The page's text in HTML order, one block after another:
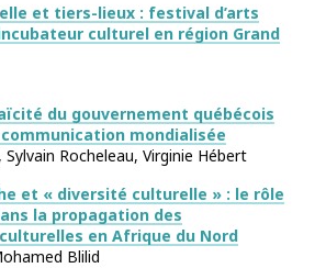
et tiers-lieux : festival d’arts
culturel en région Grand
du gouvernement québécois
mondialisée
Rocheleau, Virginie Hébert
et « diversité culturelle » : le rôle
la propagation des
en Afrique du Nord
Blilid